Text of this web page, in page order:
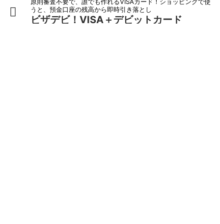
うと、預金口座の残高から即時引き落とし
ビザデビ！VISA＋デビットカード